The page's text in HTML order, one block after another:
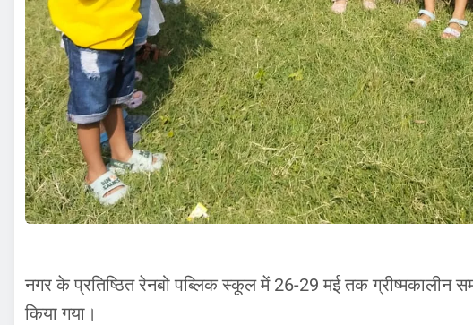
नगर के प्रतिष्ठित रेनबो पब्लिक स्कूल में 26-29 मई तक
किया गया।